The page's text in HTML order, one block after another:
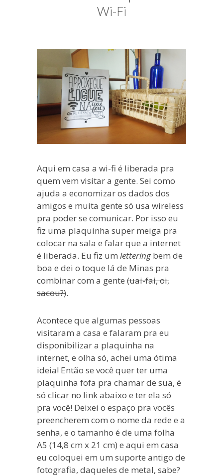
Wi-Fi
Aqui em casa a wi-fi é liberada pra
quem vem visitar a gente. Sei como
ajuda a economizar os dados dos
amigos e muita gente só usa wireless
pra poder se comunicar. Por isso eu
fiz uma plaquinha super meiga pra
colocar na sala e falar que a internet
é liberada. Eu fiz um letteringbem de
boa e dei o toque lá de Minas pra
combinar com a gente (uai-fai, oi,
sacou?).
Acontece que algumas pessoas
visitaram a casa e falaram pra eu
disponibilizar a plaquinha na
internet, e olha só, achei uma ótima
ideia! Então se você quer ter uma
plaquinha fofa pra chamar de sua, é
só clicar no link abaixo e ter ela só
pra você! Deixei o espaço pra vocês
preencherem com o nome da rede e a
senha, e o tamanho é de uma folha
A5 (14,8 cm x 21 cm) e aqui em casa
eu coloquei em um suporte antigo de
fotografia, daqueles de metal, sabe?